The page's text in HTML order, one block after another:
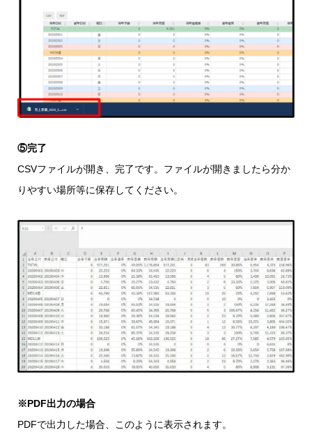
⑤完了
CSVファイルが開き、完了です。ファイルが開きましたら分か
りやすい場所等に保存してください。
※PDF出力の場合
PDFで出力した場合、このように表示されます。